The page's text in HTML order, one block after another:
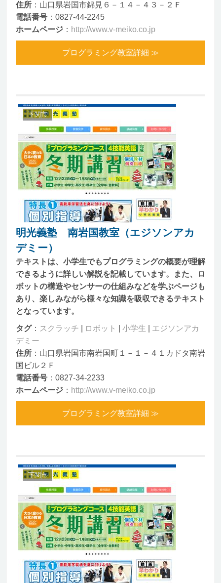
住所 ：山口県岩国市錦見６－１４－４３－２Ｆ
電話番号 ：0827-44-2245
ホームページ ： http://www.v-meiko.co.jp
プログラミング教室詳細 ≫
下関市
明光義塾 南岩国教室（エジソンアカ
デミー）
テキストは、小学生でもプログラミングの概要が理解
できるように詳しい解説を記載しています。また、ロ
ボットの構造やセンサーの仕組みなどを学ぶページも
あり、楽しみながら様々な知識を吸収できるテキスト
となっています。
タグ： スクラッチ ロボット 小学生
エジソンアカ
デミー
住所 ：山口県岩国市南岩国町１－１－４１カドタ南岩
国ビル２Ｆ
電話番号 ：0827-34-2233
ホームページ ： http://www.v-meiko.co.jp
プログラミング教室詳細 ≫
下関市